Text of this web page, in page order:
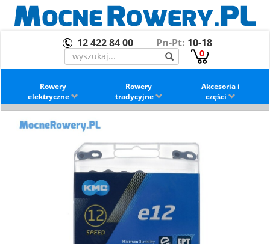
12 422 84 00 Pn-Pt: 10-18
0
Rowery
elektryczne
Rowery
tradycyjne
Akcesoria i
części